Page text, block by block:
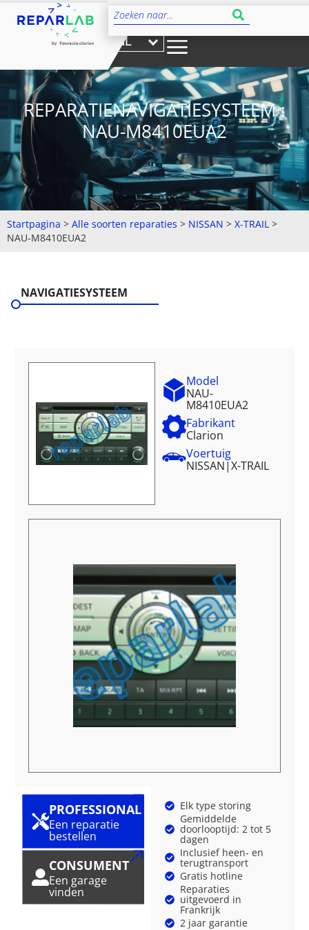
NL
REPARATIENAVIGATIESYSTEEM :
NAU-M8410EUA2
Startpagina > Alle soorten reparaties > NISSAN > X-TRAIL >
NAU-M8410EUA2
NAVIGATIESYSTEEM
Model
NAU-
M8410EUA2
Fabrikant
Clarion
Voertuig
NISSAN|X-TRAIL
PROFESSIONAL
Een reparatie
bestellen
CONSUMENT
Een garage
vinden
Elk type storing
Gemiddelde
doorlooptijd: 2 tot 5
dagen
Inclusief heen- en
terugtransport
Gratis hotline
Reparaties
uitgevoerd in
Frankrijk
2 jaar garantie